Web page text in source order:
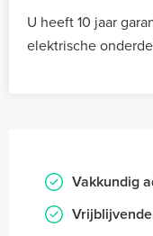
U heeft 10 jaar
elektrische
Vakkundig